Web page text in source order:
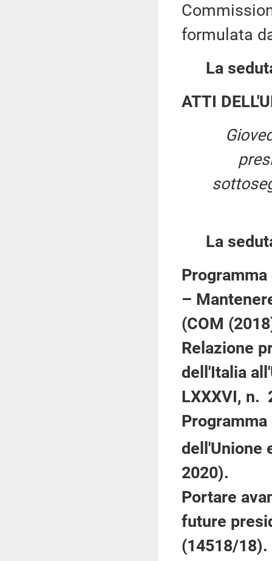
formulata
La
ATTI
La
–
(COM
Relazione
dell'Italia
LXXXVI, n.
dell'Unione
2020).
Portare
future
(14518/18).